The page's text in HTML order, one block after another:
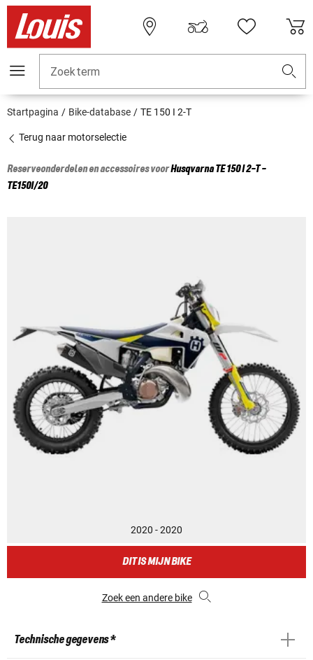
Zoekterm
Startpagina Bike-database TE 150 I 2-T
Terug naar motorselectie
Reserveonderdelen en accessoires voorHusqvarnaTE 150 I 2-T -
TE150I/20
2020 - 2020
DIT IS MIJN BIKE
Zoek een andere bike
Technische gegevens *